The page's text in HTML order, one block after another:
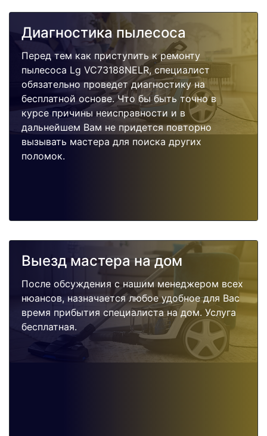
Диагностика пылесоса
Перед тем как приступить к ремонту
пылесоса Lg VC73188NELR, специалист
обязательно проведет диагностику на
бесплатной основе. Что бы быть точно в
курсе причины неисправности и в
дальнейшем Вам не придется повторно
вызывать мастера для поиска других
поломок.
Выезд мастера на дом
После обсуждения с нашим менеджером всех
нюансов, назначается любое удобное для Вас
время прибытия специалиста на дом. Услуга
бесплатная.